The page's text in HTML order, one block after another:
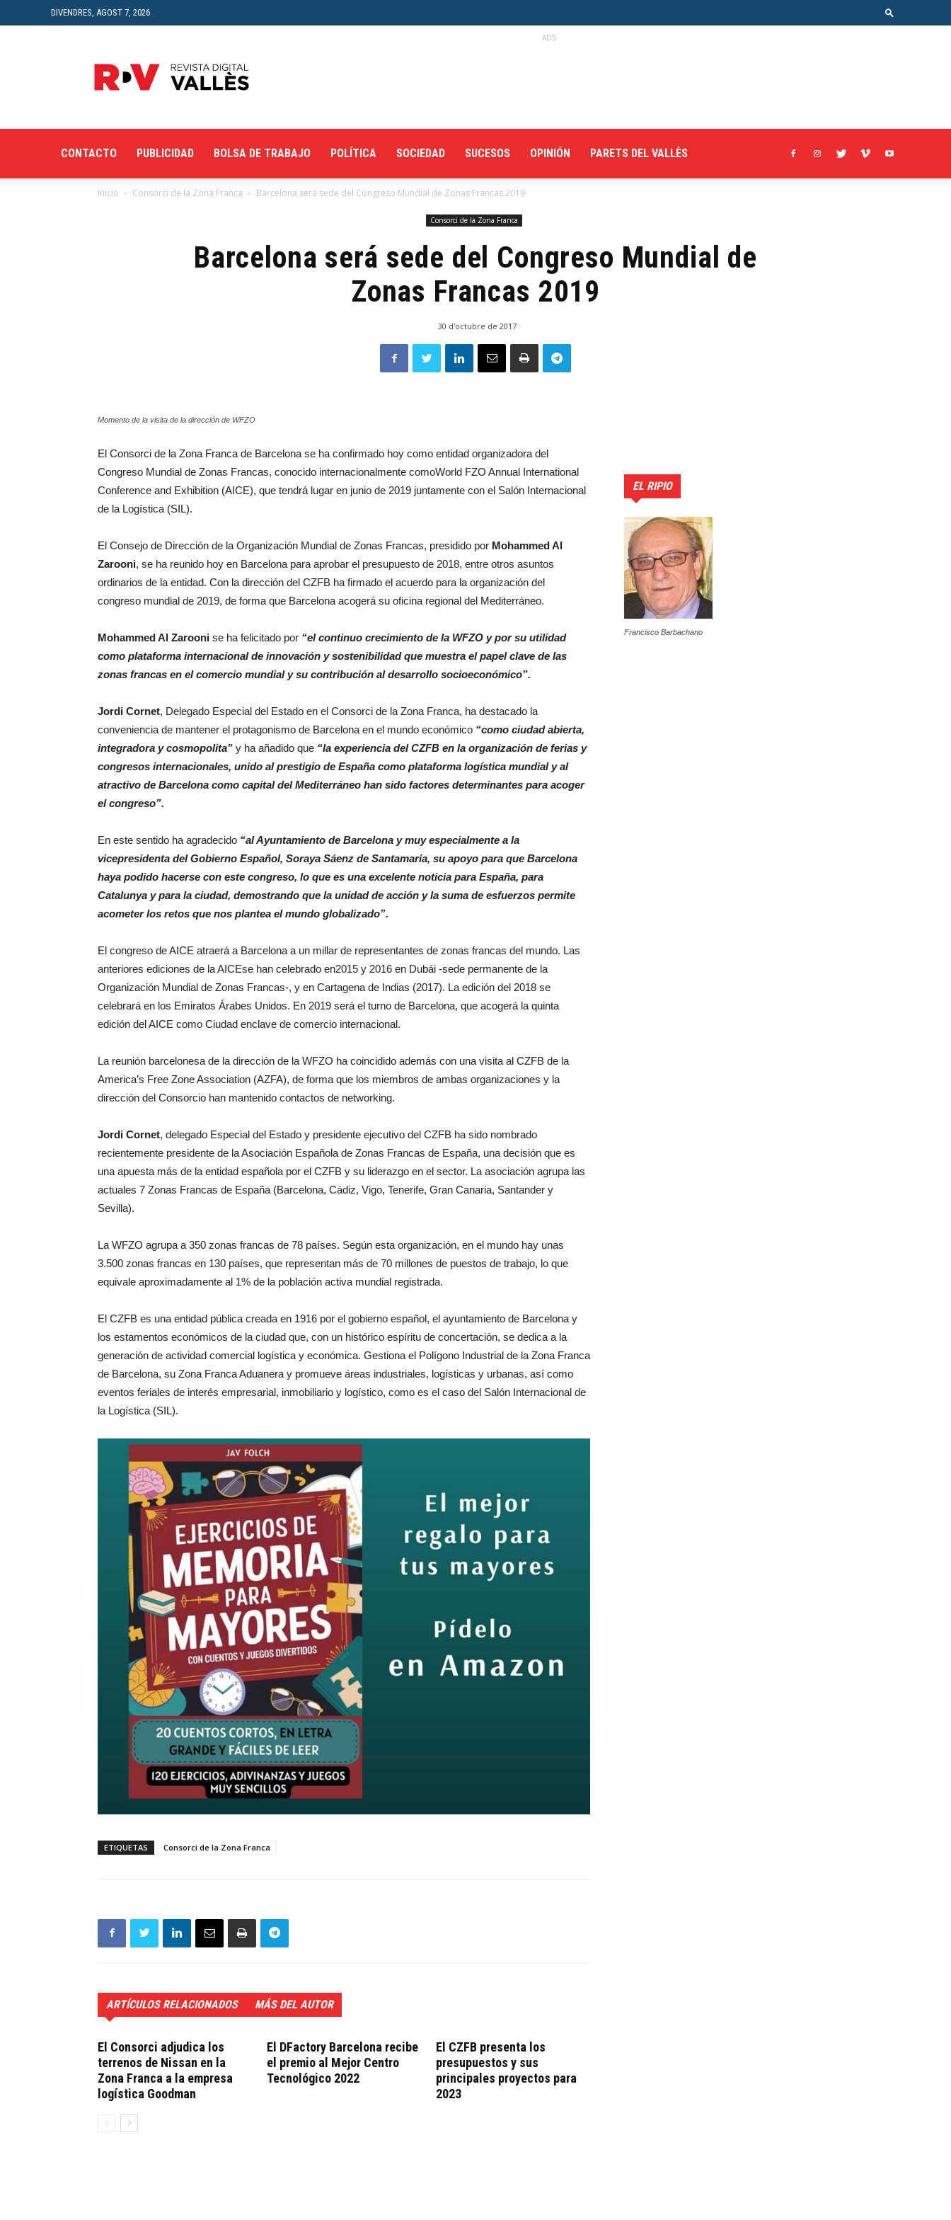
DIVENDRES, AGOST 7, 2026
Digital
del
ADS
CONTACTO PUBLICIDAD BOLSA DE TRABAJO POLÍTICA SOCIEDAD SUCESOS OPINIÓN PARETS DEL VALLÈS
Inicio Consorci de la Zona Franca Barcelona será sede del Congreso Mundial de Zonas Francas 2019
Consorci de la Zona Franca
Barcelona será sede del Congreso Mundial de
Zonas Francas 2019
30 d'octubre de 2017
Momento de la visita de la dirección de WFZO
El Consorci de la Zona Franca de Barcelona se ha confirmado hoy como entidad organizadora del
Congreso Mundial de Zonas Francas, conocido internacionalmente comoWorld FZO Annual International
Conference and Exhibition (AICE), que tendrá lugar en junio de 2019 juntamente con el Salón Internacional
de la Logística (SIL).
El Consejo de Dirección de la Organización Mundial de Zonas Francas, presidido por Mohammed Al
Zarooni, se ha reunido hoy en Barcelona para aprobar el presupuesto de 2018, entre otros asuntos
ordinarios de la entidad. Con la dirección del CZFB ha firmado el acuerdo para la organización del
congreso mundial de 2019, de forma que Barcelona acogerá su oficina regional del Mediterráneo.
Mohammed Al Zarooni se ha felicitado por “el continuo crecimiento de la WFZO y por su utilidad
como plataforma internacional de innovación y sostenibilidad que muestra el papel clave de las
zonas francas en el comercio mundial y su contribución al desarrollo socioeconómico”.
Jordi Cornet, Delegado Especial del Estado en el Consorci de la Zona Franca, ha destacado la
conveniencia de mantener el protagonismo de Barcelona en el mundo económico “como ciudad abierta,
integradora y cosmopolita” y ha añadido que “la experiencia del CZFB en la organización de ferias y
congresos internacionales, unido al prestigio de España como plataforma logística mundial y al
atractivo de Barcelona como capital del Mediterráneo han sido factores determinantes para acoger
el congreso”.
En este sentido ha agradecido “al Ayuntamiento de Barcelona y muy especialmente a la
vicepresidenta del Gobierno Español, Soraya Sáenz de Santamaría, su apoyo para que Barcelona
haya podido hacerse con este congreso, lo que es una excelente noticia para España, para
Catalunya y para la ciudad, demostrando que la unidad de acción y la suma de esfuerzos permite
acometer los retos que nos plantea el mundo globalizado”.
El congreso de AICE atraerá a Barcelona a un millar de representantes de zonas francas del mundo. Las
anteriores ediciones de la AICEse han celebrado en2015 y 2016 en Dubái -sede permanente de la
Organización Mundial de Zonas Francas-, y en Cartagena de Indias (2017). La edición del 2018 se
celebrará en los Emiratos Árabes Unidos. En 2019 será el turno de Barcelona, que acogerá la quinta
edición del AICE como Ciudad enclave de comercio internacional.
La reunión barcelonesa de la dirección de la WFZO ha coincidido además con una visita al CZFB de la
America’s Free Zone Association (AZFA), de forma que los miembros de ambas organizaciones y la
dirección del Consorcio han mantenido contactos de networking.
Jordi Cornet, delegado Especial del Estado y presidente ejecutivo del CZFB ha sido nombrado
recientemente presidente de la Asociación Española de Zonas Francas de España, una decisión que es
una apuesta más de la entidad española por el CZFB y su liderazgo en el sector. La asociación agrupa las
actuales 7 Zonas Francas de España (Barcelona, Cádiz, Vigo, Tenerife, Gran Canaria, Santander y
Sevilla).
La WFZO agrupa a 350 zonas francas de 78 países. Según esta organización, en el mundo hay unas
3.500 zonas francas en 130 países, que representan más de 70 millones de puestos de trabajo, lo que
equivale aproximadamente al 1% de la población activa mundial registrada.
El CZFB es una entidad pública creada en 1916 por el gobierno español, el ayuntamiento de Barcelona y
los estamentos económicos de la ciudad que, con un histórico espíritu de concertación, se dedica a la
generación de actividad comercial logística y económica. Gestiona el Polígono Industrial de la Zona Franca
de Barcelona, su Zona Franca Aduanera y promueve áreas industriales, logísticas y urbanas, así como
eventos feriales de interés empresarial, inmobiliario y logístico, como es el caso del Salón Internacional de
la Logística (SIL).
ETIQUETAS Consorci de la Zona Franca
ARTÍCULOS RELACIONADOS MÁS DEL AUTOR
El Consorci adjudica los
terrenos de Nissan en la
Zona Franca a la empresa
logística Goodman
El DFactory Barcelona recibe
el premio al Mejor Centro
Tecnológico 2022
El CZFB presenta los
presupuestos y sus
principales proyectos para
2023
EL RIPIO
Francisco Barbachano